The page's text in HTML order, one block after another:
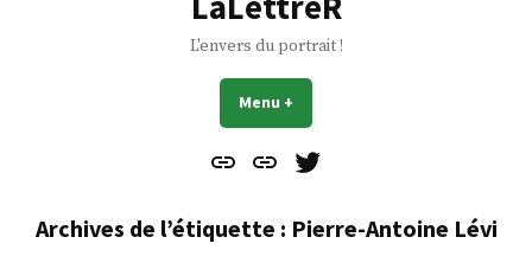
L'envers du portrait !
Menu +
Contact
À
Mes
Archives de l’étiquette : Pierre-Antoine Lévi